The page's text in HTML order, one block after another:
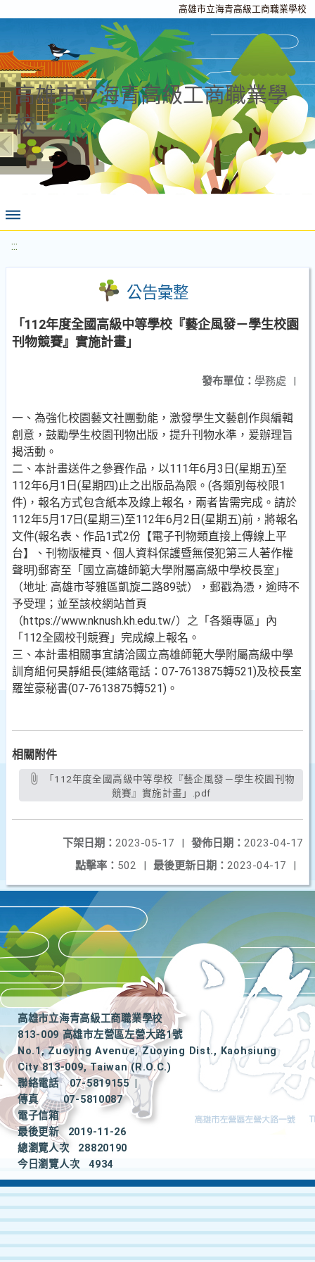
高雄市立海青高級工商職業學校
高雄市立海青高級工商職業學
校
:::
公告彙整
「112年度全國高級中等學校『藝企風發－學生校園
刊物競賽』實施計畫」
發布單位： 學務處 |
一、為強化校園藝文社團動能，激發學生文藝創作與編輯
創意，鼓勵學生校園刊物出版，提升刊物水準，爰辦理旨
揭活動。
二、本計畫送件之參賽作品，以111年6月3日(星期五)至
112年6月1日(星期四)止之出版品為限。(各類別每校限1
件)，報名方式包含紙本及線上報名，兩者皆需完成。請於
112年5月17日(星期三)至112年6月2日(星期五)前，將報名
文件(報名表、作品1式2份【電子刊物類直接上傳線上平
台】、刊物版權頁、個人資料保護暨無侵犯第三人著作權
聲明)郵寄至「國立高雄師範大學附屬高級中學校長室」
（地址: 高雄市苓雅區凱旋二路89號），郵戳為憑，逾時不
予受理；並至該校網站首頁
（https://www.nknush.kh.edu.tw/）之「各類專區」內
「112全國校刊競賽」完成線上報名。
三、本計畫相關事宜請洽國立高雄師範大學附屬高級中學
訓育組何昊靜組長(連絡電話：07-7613875轉521)及校長室
羅笙豪秘書(07-7613875轉521)。
相關附件
競賽』實施計畫」.pdf
發佈日期： 2023-04-17
下架日期： 2023-05-17
|
最後更新日期： 2023-04-17 |
點擊率： 502 |
高雄市立海青高級工商職業學校
813-009 高雄市左營區左營大路1號
No.1, Zuoying Avenue, Zuoying Dist., Kaohsiung
City 813-009, Taiwan (R.O.C.)
聯絡電話
07-5819155
|
傳真
07-5810087
電子信箱
最後更新
2019-11-26
總瀏覽人次
28820190
今日瀏覽人次
4934